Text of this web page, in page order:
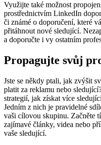
Využijte také možnost
prostřednictvím LinkedIn
či známé o doporučení, které
přitáhnout nové sledující.
a doporučte i vy ostatním
Propagujte svůj
Jste se někdy ptali, jak zvýšit
platit za reklamu nebo
strategií, jak získat více
Jedním z nich je pravidelné
vaši cílovou skupinu. Začněte
zajímavé články, videa nebo
vaše sledující.